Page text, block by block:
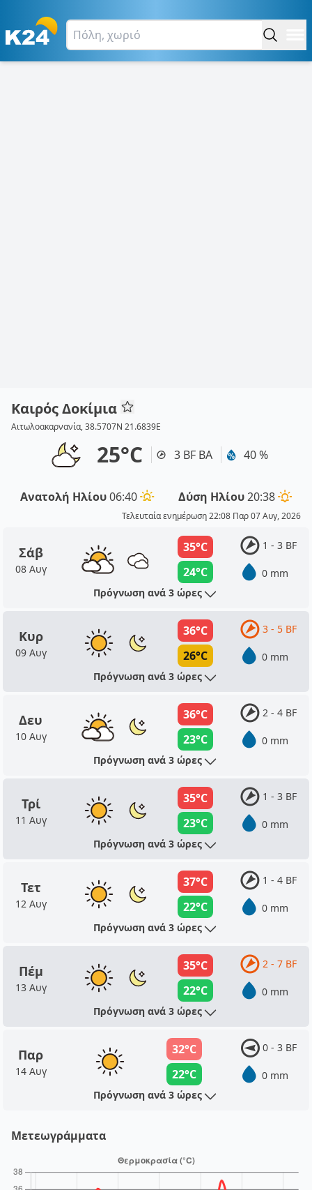
Καιρός Δοκίμια
Αιτωλοακαρνανία, 38.5707N 21.6839E
25°C 3 BF ΒΑ 40 %
Ανατολή Ηλίου06:40 Δύση Ηλίου20:38
Τελευταία ενημέρωση 22:08 Παρ 07 Αυγ, 2026
Σάβ
08 Αυγ
35°C
24°C
1 - 3 BF
0 mm
Πρόγνωση ανά 3 ώρες
Κυρ
09 Αυγ
36°C
26°C
3 - 5 BF
0 mm
Πρόγνωση ανά 3 ώρες
Δευ
10 Αυγ
36°C
23°C
2 - 4 BF
0 mm
Πρόγνωση ανά 3 ώρες
Τρί
11 Αυγ
35°C
23°C
1 - 3 BF
0 mm
Πρόγνωση ανά 3 ώρες
Τετ
12 Αυγ
37°C
22°C
1 - 4 BF
0 mm
Πρόγνωση ανά 3 ώρες
Πέμ
13 Αυγ
35°C
22°C
2 - 7 BF
0 mm
Πρόγνωση ανά 3 ώρες
Παρ
14 Αυγ
32°C
22°C
0 - 3 BF
0 mm
Πρόγνωση ανά 3 ώρες
Μετεωγράμματα